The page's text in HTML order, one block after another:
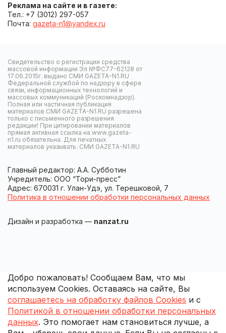
Реклама на сайте и в газете:
Тел.: +7 (3012) 297-057
Почта: gazeta-n1@yandex.ru
Свидетельство о регистрации средства
массовой информации Эл №ФС77-62128 от
17.06.2015г. выдано СМИ GAZETA-N1.RU
Федеральной службой по надзору в сфере
связи, информационных технологий и
массовых коммуникаций (Роскомнадзор).
Полная или частичная публикация
материалов СМИ GAZETA-N1.RU разрешена
только с письменного разрешения
редакции! При цитировании материалов
прямая активная ссылка на www.gazeta-
n1.ru обязательна. Для печатных
материалов указывать: СМИ GAZETA-N1.RU
Главный редактор: А.А. Субботин
Учредитель: ООО “Тори-пресс”
Адрес: 670031 г. Улан-Удэ, ул. Терешковой, 7
Политика в отношении обработки персональных данных
Дизайн и разработка — nanzat.ru
Добро пожаловать! Сообщаем Вам, что мы
используем Cookies. Оставаясь на сайте, Вы
соглашаетесь на обработку файлов Cookies и с
Политикой в отношении обработки персональных
данных. Это помогает нам становиться лучше, а